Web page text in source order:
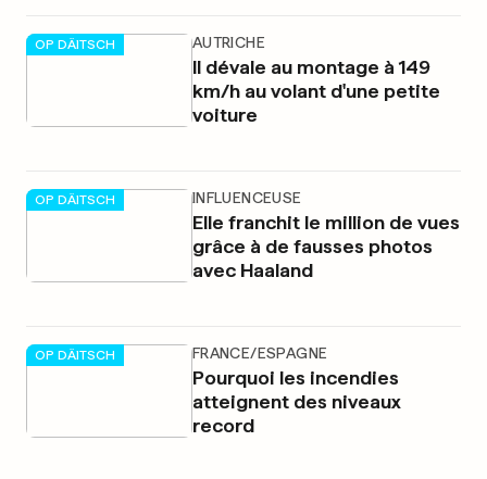
OP DÄITSCH AUTRICHE
Il dévale au montage à 149
km/h au volant d'une petite
voiture
OP DÄITSCH INFLUENCEUSE
Elle franchit le million de vues
grâce à de fausses photos
avec Haaland
OP DÄITSCH FRANCE/ESPAGNE
Pourquoi les incendies
atteignent des niveaux
record